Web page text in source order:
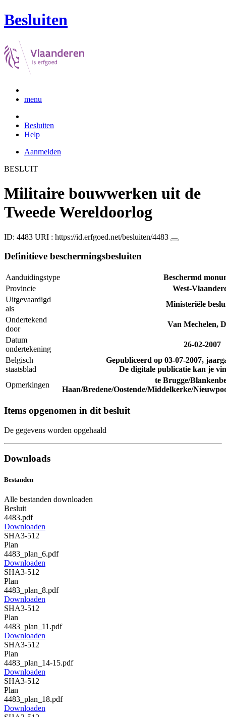
Besluiten
menu
Besluiten
Help
Aanmelden
BESLUIT
Militaire bouwwerken uit de
Tweede Wereldoorlog
ID: 4483 URI : https://id.erfgoed.net/besluiten/4483
Definitieve beschermingsbesluiten
Aanduidingstype
Beschermd
Provincie
West-
Uitgevaardigd
als
Ministeriële
Ondertekend
door
Van Mechelen,
Datum
ondertekening
26-02-2007
Belgisch
staatsblad
Gepubliceerd op 03-07-2007,
De digitale publicatie kan je
Opmerkingen
te Brugge/
Haan/Bredene/Oostende/Middelkerke/
Items opgenomen in dit besluit
De gegevens worden opgehaald
Downloads
Bestanden
Alle bestanden downloaden
Besluit
4483.pdf
Downloaden
SHA3-512
Plan
4483_plan_6.pdf
Downloaden
SHA3-512
Plan
4483_plan_8.pdf
Downloaden
SHA3-512
Plan
4483_plan_11.pdf
Downloaden
SHA3-512
Plan
4483_plan_14-15.pdf
Downloaden
SHA3-512
Plan
4483_plan_18.pdf
Downloaden